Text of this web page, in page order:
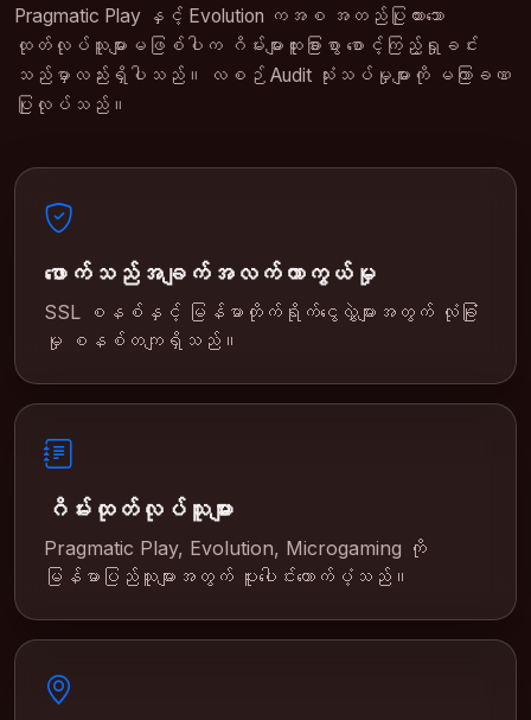
Pragmatic Play နှင့် Evolution ကအစ အတည်ပြုထားသော
ထုတ်လုပ်သူများမဖြစ်ပါက ဂိမ်းများထူးခြားစွာ စောင့်ကြည့်ရှုခင်း
သည်မှာလည်းရှိပါသည်။ လစဉ် Audit သုံးသပ်မှုများကို မကြာခဏ
ပြုလုပ်သည်။
ဖောက်သည်အချက်အလက်ကာကွယ်မှု
SSL စနစ်နှင့် မြန်မာတိုက်ရိုက်ငွေလွှဲများအတွက် လုံခြုံ
မှု စနစ်တကျရှိသည်။
ဂိမ်းထုတ်လုပ်သူများ
Pragmatic Play, Evolution, Microgaming ကို
မြန်မာပြည်သူများအတွက် ပူးပေါင်းထောက်ပံ့သည်။